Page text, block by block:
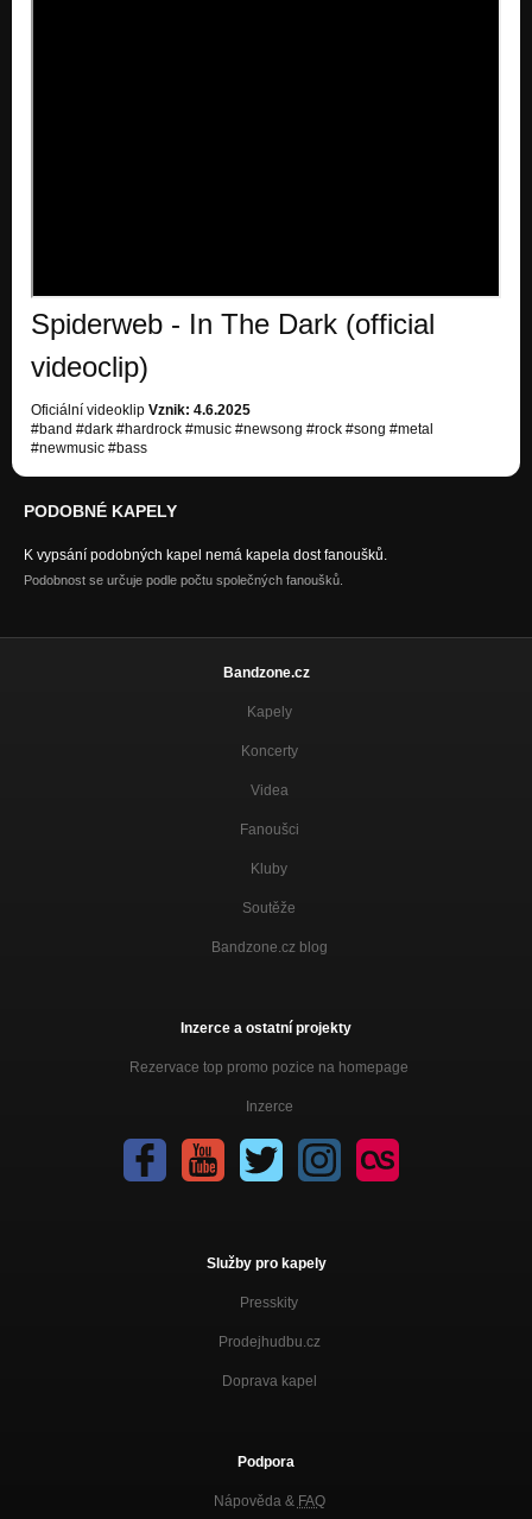
Spiderweb - In The Dark (official
videoclip)
Oficiální videoklip Vznik: 4.6.2025
#band #dark #hardrock #music #newsong #rock #song #metal
#newmusic #bass
PODOBNÉ KAPELY
K vypsání podobných kapel nemá kapela dost fanoušků.
Podobnost se určuje podle počtu společných fanoušků.
Bandzone.cz
Kapely
Koncerty
Videa
Fanoušci
Kluby
Soutěže
Bandzone.cz blog
Inzerce a ostatní projekty
Rezervace top promo pozice na homepage
Inzerce
Služby pro kapely
Presskity
Prodejhudbu.cz
Doprava kapel
Podpora
Nápověda & FAQ